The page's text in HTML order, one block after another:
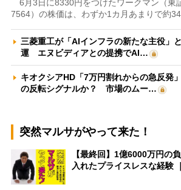
6月3日に8330円をつけたワークマン（東
7564）の株価は、わずか1カ月あまりで約
三菱重工が「AIインフラの新たな主役」
運 エヌビディアとの提携でAI…
キオクシアHD「7万円割れからの急反発
の反転シグナルか？ 市場のムー…
突然マルサがやって来た！
【最終回】1億6000万円の
入れたプライスレスな経験